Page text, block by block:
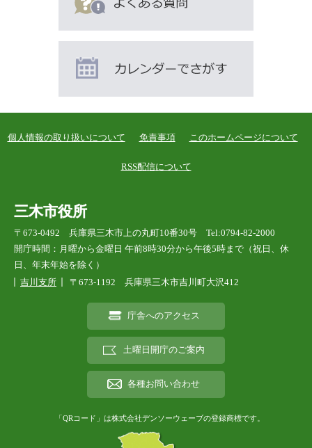
個人情報の取り扱いについて 免責事項 このホームページについて
RSS配信について
三木市役所
〒673-0492 兵庫県三木市上の丸町10番30号 Tel:0794-82-2000
開庁時間：月曜から金曜日 午前8時30分から午後5時まで（祝日、休
日、年末年始を除く）
吉川支所
〒673-1192 兵庫県三木市吉川町大沢412
庁舎へのアクセス
土曜日開庁のご案内
各種お問い合わせ
「QRコード」は株式会社デンソーウェーブの登録商標です。